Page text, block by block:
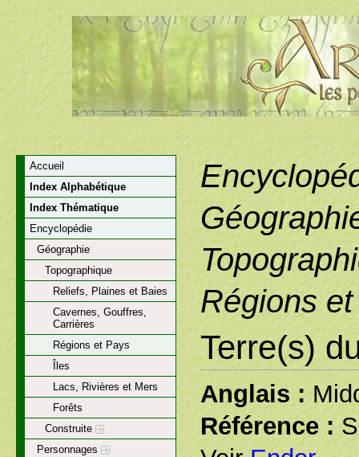
Accueil
Index Alphabétique
Index Thématique
Encyclopédie
Géographie
Topographique
Reliefs, Plaines et Baies
Cavernes, Gouffres,
Carrières
Régions et Pays
Îles
Lacs, Rivières et Mers
Forêts
Construite
Personnages
Régions
Terre(s)
Anglais :
Référence :